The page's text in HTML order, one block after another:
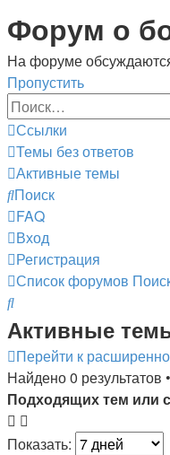
Форум о
На форуме
Пропустить
Ссылки
Темы без ответов
Активные темы
Поиск
FAQ
Вход
Регистрация
Список форумов
Поиск
Активные
Перейти к
Найдено 0 результатов
Подходящих тем или
Показать: